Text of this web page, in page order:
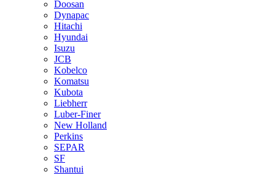
Doosan
Dynapac
Hitachi
Hyundai
Isuzu
JCB
Kobelco
Komatsu
Kubota
Liebherr
Luber-Finer
New Holland
Perkins
SEPAR
SF
Shantui